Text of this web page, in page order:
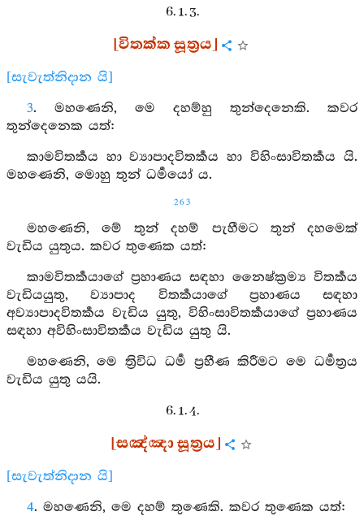
6. 1. 3.
[විතක්ක සූත්‍රය]
[සැවැත්නිදාන යි]
3. මහණෙනි, මෙ දහම්හු තුන්දෙනෙකි. කවර
තුන්දෙනෙක යත්:
කාමවිතර්‍කය හා ව්‍යාපාදවිතර්‍කය හා විහිංසාවිතර්‍කය යි.
මහණෙනි, මොහු තුන් ධර්‍මයෝ ය.
263
මහණෙනි, මේ තුන් දහම් පැහීමට තුන් දහමෙක්
වැඩිය යුතුය. කවර තුණෙක යත්:
කාමවිතර්‍කයාගේ ප්‍රහාණය සඳහා නෛෂ්ක්‍රම්‍ය විතර්‍කය
වැඩියයුතු, ව්‍යාපාද විතර්‍කයාගේ ප්‍රහාණය සඳහා
අව්‍යාපාදවිතර්‍කය වැඩිය යුතු, විහිංසාවිතර්‍කයාගේ ප්‍රහාණය
සඳහා අවිහිංසාවිතර්‍කය වැඩිය යුතු යි.
මහණෙනි, මෙ ත්‍රිවිධ ධර්‍ම ප්‍රහීණ කිරීමට මෙ ධර්‍මත්‍රය
වැඩිය යුතු යයි.
6. 1. 4.
[සඤ්ඤා සූත්‍රය]
[සැවැත්නිදාන යි]
4. මහණෙනි, මෙ දහම් තුණෙකි. කවර තුණෙක යත්: